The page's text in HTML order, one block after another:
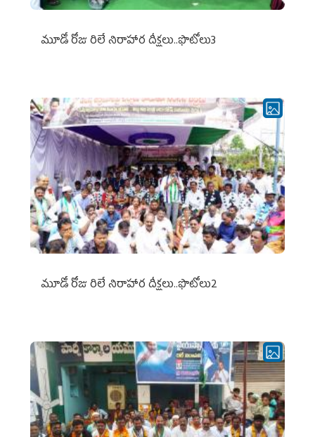
మూడో రోజు రిలే నిరాహార దీక్షలు..ఫొటోలు3
మూడో రోజు రిలే నిరాహార దీక్షలు..ఫొటోలు2